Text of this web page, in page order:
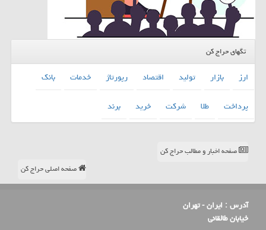
تگهای حراج کن
ارز بازار تولید اقتصاد رپورتاژ خدمات
بانك
پرداخت
طلا شركت خرید برند
صفحه اخبار و مطالب حراج کن
صفحه اصلی حراج کن
آدرس : ایران - تهران
خیابان طالقانی